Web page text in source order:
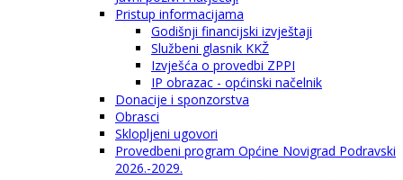
Pristup informacijama
Godišnji financijski izvještaji
Službeni glasnik KKŽ
Izvješća o provedbi ZPPI
IP obrazac - općinski načelnik
Donacije i sponzorstva
Obrasci
Sklopljeni ugovori
Provedbeni program Općine Novigrad Podravski
2026.-2029.